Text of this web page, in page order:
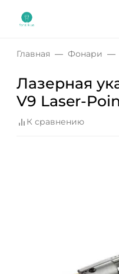
Главная Фонари
Лазерная
V9 Laser-
К сравнению